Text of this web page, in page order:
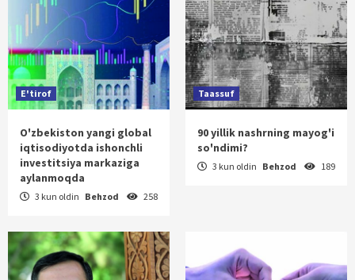
E'tirof
O'zbekiston yangi global
iqtisodiyotda ishonchli
investitsiya markaziga
aylanmoqda
3 kun oldin Behzod 258
Taassuf
90 yillik nashrning mayog'i
so'ndimi?
3 kun oldin Behzod 189